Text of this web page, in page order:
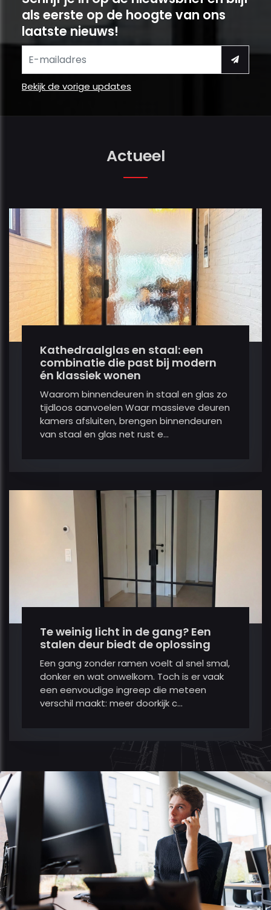
als eerste op de hoogte van ons
laatste nieuws!
Bekijk de vorige updates
Actueel
Kathedraalglas en staal: een
combinatie die past bij modern
én klassiek wonen
Waarom binnendeuren in staal en glas zo
tijdloos aanvoelen Waar massieve deuren
kamers afsluiten, brengen binnendeuren
van staal en glas net rust e...
Te weinig licht in de gang? Een
stalen deur biedt de oplossing
Een gang zonder ramen voelt al snel smal,
donker en wat onwelkom. Toch is er vaak
een eenvoudige ingreep die meteen
verschil maakt: meer doorkijk c...